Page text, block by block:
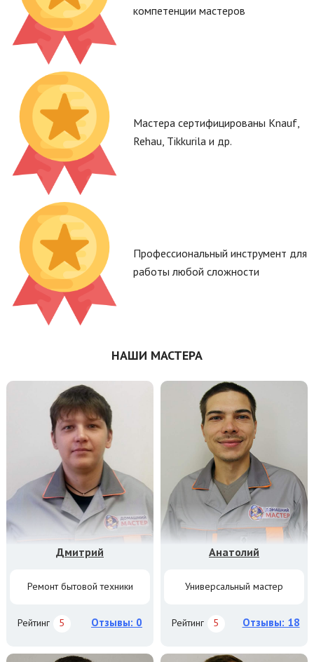
компетенции мастеров
Мастера сертифицированы Knauf,
Rehau, Tikkurila и др.
Профессиональный инструмент для
работы любой сложности
НАШИ МАСТЕРА
Дмитрий
Ремонт бытовой техники
Рейтинг 5 Отзывы: 0
Анатолий
Универсальный мастер
Рейтинг 5 Отзывы: 18